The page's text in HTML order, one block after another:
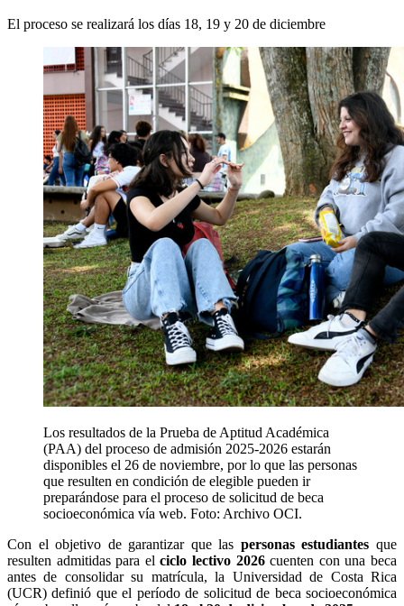
El proceso se realizará los días 18, 19 y 20 de diciembre
Los resultados de la Prueba de Aptitud Académica
(PAA) del proceso de admisión 2025-2026 estarán
disponibles el 26 de noviembre, por lo que las personas
que resulten en condición de elegible pueden ir
preparándose para el proceso de solicitud de beca
socioeconómica vía web. Foto: Archivo OCI.
Con el objetivo de garantizar que las personas estudiantes que
resulten admitidas para elciclo lectivo 2026cuenten con una beca
antes de consolidar su matrícula, la Universidad de Costa Rica
(UCR) definió que el período de solicitud de beca socioeconómica